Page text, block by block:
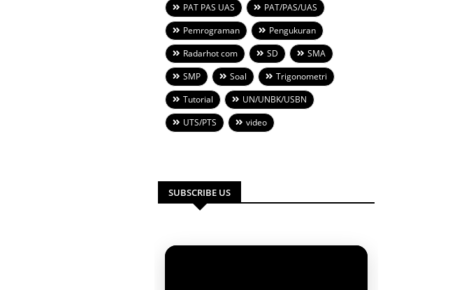
PAT PAS UAS
PAT/PAS/UAS
Pemrograman
Pengukuran
Radarhot com
SD
SMA
SMP
Soal
Trigonometri
Tutorial
UN/UNBK/USBN
UTS/PTS
video
SUBSCRIBE US